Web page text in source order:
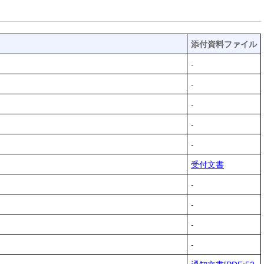
添付資料ファイル
-
-
-
-
-
受付文書
-
-
-
-